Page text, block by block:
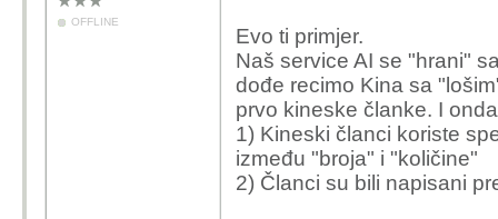
OFFLINE
Evo ti primjer.
Naš service AI se "hrani"
dođe recimo Kina sa
prvo kineske članke. I
1) Kineski članci koriste
između "broja" i "količine"
2) Članci su bili napisani